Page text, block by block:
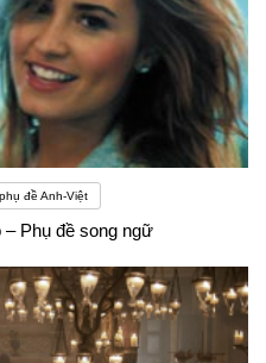
đề Anh-Việt
– Phụ đề song ngữ